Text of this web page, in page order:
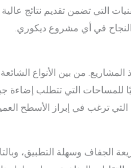
التي تضمن تقديم نتائج عالية
النجاح في أي مشروع ديكوري.
من بين الأنواع
للمساحات التي تتطلب إضاءة
ترغب في إبراز الأسطح
الجفاف وسهلة التطبيق،